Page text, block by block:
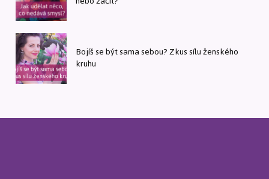
Bojíš se být sama sebou? Zkus sílu ženského
kruhu